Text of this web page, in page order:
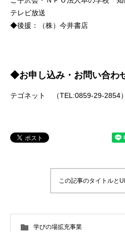
テレビ放送
◆後援：（株）今井書店
◆お申し込み・お問い合わ
テゴネット （TEL:0859-29-2854）
この記事のタイトルと
学びの場拡充事業